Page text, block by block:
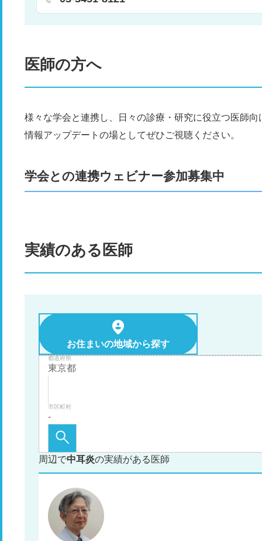
医師の方へ
様々な学会と連携し、日々の診療・研究に役立つ医師
情報アップデートの場としてぜひご視聴ください。
学会との連携ウェビナー参加募集中
実績のある医師
お住まいの地域から探す
都道府県
市区町村
周辺で中耳炎の実績がある医師